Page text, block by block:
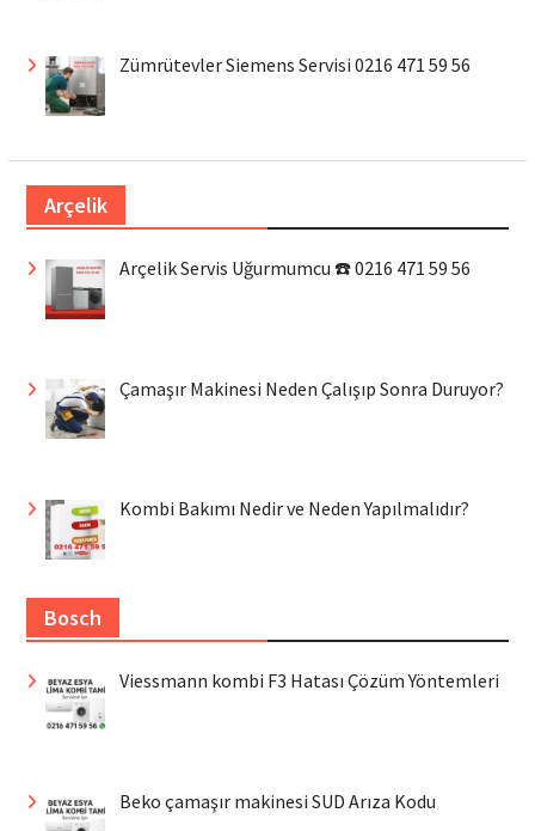
Zümrütevler Siemens Servisi 0216 471 59 56
Arçelik
Arçelik Servis Uğurmumcu ☎️ 0216 471 59 56
Çamaşır Makinesi Neden Çalışıp Sonra Duruyor?
Kombi Bakımı Nedir ve Neden Yapılmalıdır?
Bosch
Viessmann kombi F3 Hatası Çözüm Yöntemleri
Beko çamaşır makinesi SUD Arıza Kodu